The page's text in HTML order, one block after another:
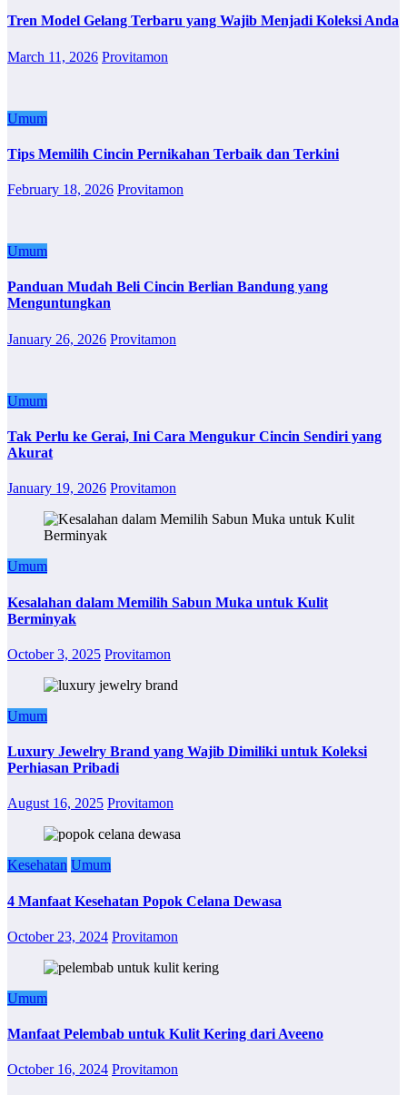
Tren Model Gelang Terbaru yang Wajib Menjadi Koleksi Anda
March 11, 2026 Provitamon
Umum
Tips Memilih Cincin Pernikahan Terbaik dan Terkini
February 18, 2026 Provitamon
Umum
Panduan Mudah Beli Cincin Berlian Bandung yang
Menguntungkan
January 26, 2026 Provitamon
Umum
Tak Perlu ke Gerai, Ini Cara Mengukur Cincin Sendiri yang
Akurat
January 19, 2026 Provitamon
Umum
Kesalahan dalam Memilih Sabun Muka untuk Kulit
Berminyak
October 3, 2025 Provitamon
Umum
Luxury Jewelry Brand yang Wajib Dimiliki untuk Koleksi
Perhiasan Pribadi
August 16, 2025 Provitamon
Kesehatan Umum
4 Manfaat Kesehatan Popok Celana Dewasa
October 23, 2024 Provitamon
Umum
Manfaat Pelembab untuk Kulit Kering dari Aveeno
October 16, 2024 Provitamon